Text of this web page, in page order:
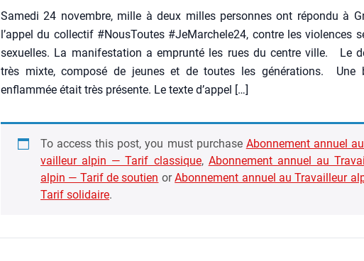
Same­di 24 novembre, mille à deux milles per­sonnes ont répon­du à
l’appel du col­lec­tif #Nous­Toutes #JeMarchele24, contre les vio­lences
sexuelles. La mani­fes­ta­tion a emprun­té les rues du centre ville. Le
très mixte, com­po­sé de jeunes et de toutes les géné­ra­tions. Une
enflam­mée était très pré­sente. Le texte d’appel […]
To access this post, you must pur­chase Abon­ne­ment annuel
vailleur alpin — Tarif clas­sique, Abon­ne­ment annuel au
alpin — Tarif de sou­tien orAbon­ne­ment annuel au Tra­vailleur
Tarif soli­daire.